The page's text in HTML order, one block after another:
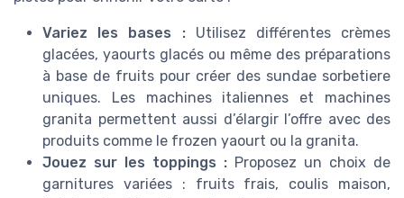
Variez les bases :Utilisez différentes crèmes
glacées, yaourts glacés ou même des préparations
à base de fruits pour créer des sundae sorbetiere
uniques. Les machines italiennes et machines
granita permettent aussi d’élargir l’offre avec des
produits comme le frozen yaourt ou la granita.
Jouez sur les toppings : Proposez un choix de
garnitures variées : fruits frais, coulis maison,